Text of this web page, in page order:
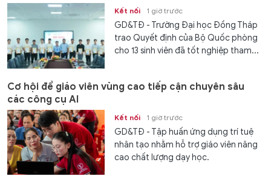
Kết nối 1 giờ trước
GD&TĐ - Trường Đại học Đồng Tháp
trao Quyết định của Bộ Quốc phòng
cho 13 sinh viên đã tốt nghiệp tham...
Cơ hội để giáo viên vùng cao tiếp cận chuyên sâu
các công cụ AI
Kết nối 1 giờ trước
GD&TĐ - Tập huấn ứng dụng trí tuệ
nhân tạo nhằm hỗ trợ giáo viên nâng
cao chất lượng dạy học.